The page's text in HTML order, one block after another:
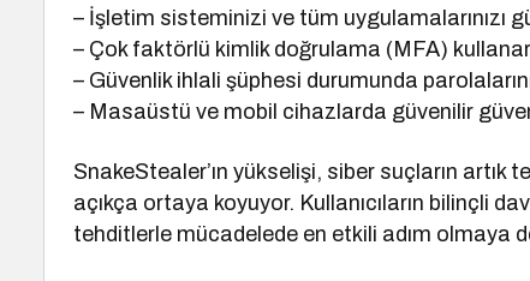
– İşletim sisteminizi ve tüm uygulamalarınızı
– Çok faktörlü kimlik doğrulama (MFA)
– Güvenlik ihlali şüphesi durumunda
– Masaüstü ve mobil cihazlarda güvenilir
SnakeStealer’ın yükselişi, siber suçların
açıkça ortaya koyuyor. Kullanıcıların bilinçli
tehditlerle mücadelede en etkili adım olmaya